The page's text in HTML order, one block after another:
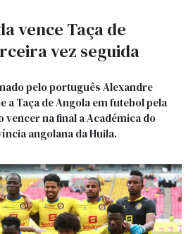
vence Taça de
vez seguida
pelo português Alexandre
a Taça de Angola em futebol pela
vencer na final a Académica do
angolana da Huila.